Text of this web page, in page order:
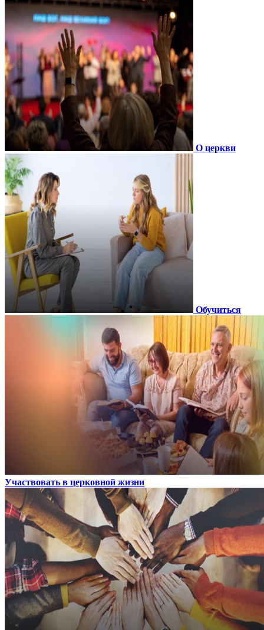
О церкви
Обучиться
Участвовать в церковной жизни